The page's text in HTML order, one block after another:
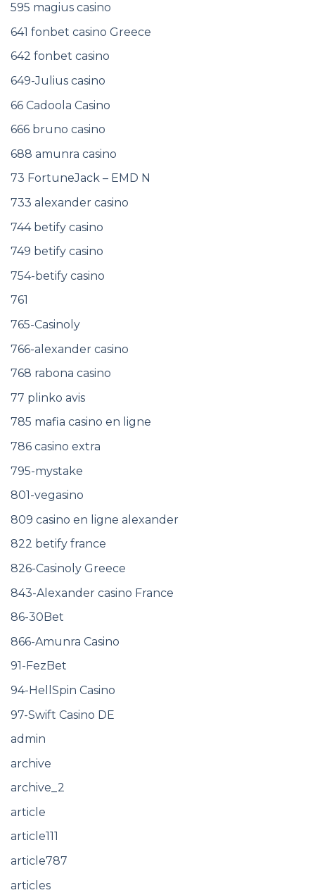
595 magius casino
641 fonbet casino Greece
642 fonbet casino
649-Julius casino
66 Cadoola Casino
666 bruno casino
688 amunra casino
73 FortuneJack – EMD N
733 alexander casino
744 betify casino
749 betify casino
754-betify casino
761
765-Casinoly
766-alexander casino
768 rabona casino
77 plinko avis
785 mafia casino en ligne
786 casino extra
795-mystake
801-vegasino
809 casino en ligne alexander
822 betify france
826-Casinoly Greece
843-Alexander casino France
86-30Bet
866-Amunra Casino
91-FezBet
94-HellSpin Casino
97-Swift Casino DE
admin
archive
archive_2
article
article111
article787
articles